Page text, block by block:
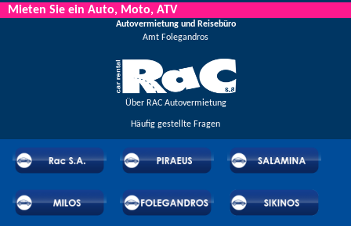
Mitarbeiter, sagen Sie uns Ihre Meinung und genießen Sie große Rabatte und
Angebote, die regelmäßig bekannt gegeben werden.
Mieten Sie ein Auto, Moto, ATV
Autovermietung und Reisebüro
Amt Folegandros
Über RAC Autovermietung
Häufig gestellte Fragen